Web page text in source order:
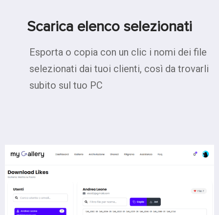
Scarica elenco selezionati
Esporta o copia con un clic i nomi dei file
selezionati dai tuoi clienti, così da trovarli
subito sul tuo PC